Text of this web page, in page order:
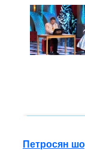
Петросян